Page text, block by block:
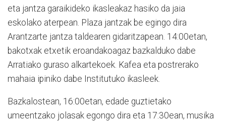
eta jantza garaikideko ikasleakaz hasiko da jaia
eskolako aterpean. Plaza jantzak be egingo dira
Arantzarte jantza taldearen gidaritzapean. 14:00etan,
bakotxak etxetik eroandakoagaz bazkalduko dabe
Arratiako guraso alkartekoek. Kafea eta postrerako
mahaia ipiniko dabe Institutuko ikasleek.
Bazkalostean, 16:00etan, edade guztietako
umeentzako jolasak egongo dira eta 17:30ean, musika